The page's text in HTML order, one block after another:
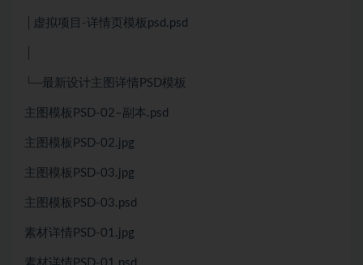
│虚拟项目-详情页模板psd.psd
└─最新设计主图详情PSD模板
主图模板PSD-02–副本.psd
主图模板PSD-02.jpg
主图模板PSD-03.jpg
主图模板PSD-03.psd
素材详情PSD-01.jpg